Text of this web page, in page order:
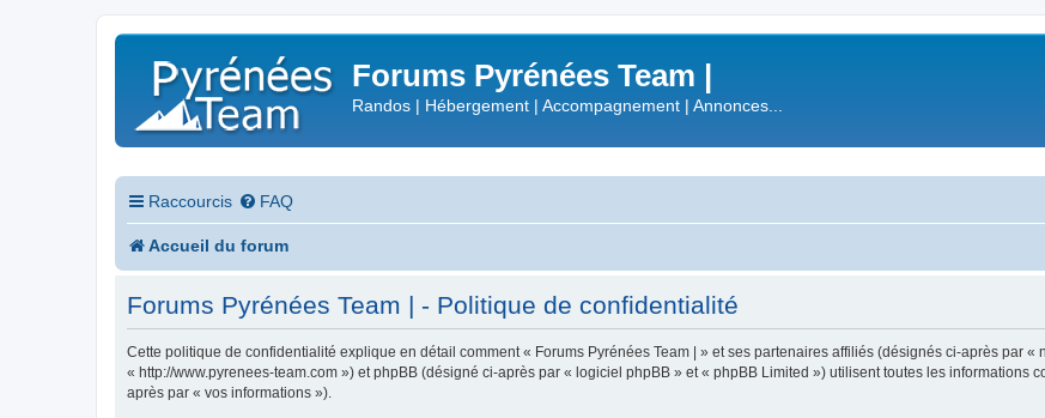
Forums Pyrénées Team |
Randos | Hébergement | Accompagnement | Annonces...
Raccourcis FAQ
Accueil du forum
Forums Pyrénées Team | - Politique de confidentialité
Cette politique de confidentialité explique en détail comment « Forums Pyrénées Team | » et ses partenaires affiliés (désignés ci-après par «
« http://www.pyrenees-team.com ») et phpBB (désigné ci-après par « logiciel phpBB » et « phpBB Limited ») utilisent toutes les informations
après par « vos informations »).